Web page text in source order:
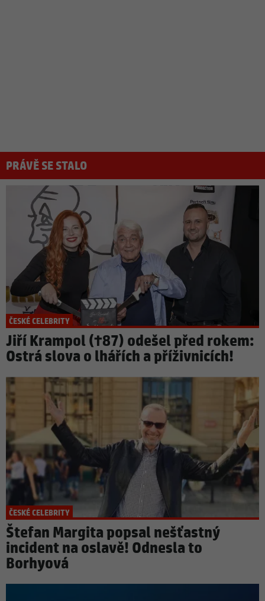
PRÁVĚ SE STALO
ČESKÉ CELEBRITY
Jiří Krampol (†87) odešel před rokem:
Ostrá slova o lhářích a příživnicích!
ČESKÉ CELEBRITY
Štefan Margita popsal nešťastný
incident na oslavě! Odnesla to
Borhyová